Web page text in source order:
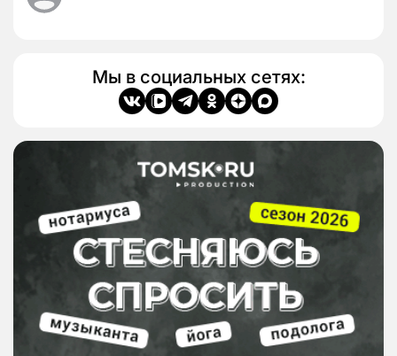
Мы в социальных сетях: